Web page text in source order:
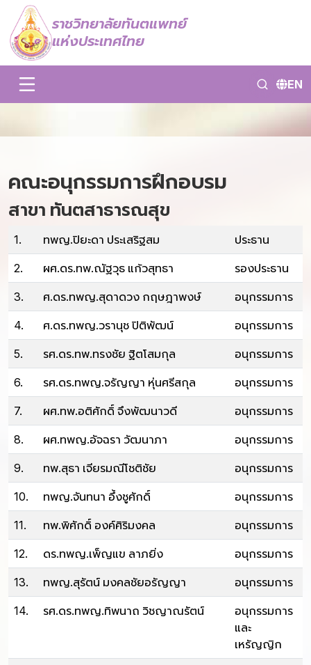
ราชวิทยาลัยทันตแพทย์
แห่งประเทศไทย
EN
คณะอนุกรรมการฝึกอบรม
สาขา ทันตสาธารณสุข
1. ทพญ.ปิยะดา ประเสริฐสม ประธาน
2. ผศ.ดร.ทพ.ณัฐวุธ แก้วสุทธา รองประธาน
3. ศ.ดร.ทพญ.สุดาดวง กฤษฎาพงษ์ อนุกรรมการ
4. ศ.ดร.ทพญ.วรานุช ปิติพัฒน์ อนุกรรมการ
5. รศ.ดร.ทพ.ทรงชัย ฐิตโสมกุล อนุกรรมการ
6. รศ.ดร.ทพญ.จรัญญา หุ่นศรีสกุล อนุกรรมการ
7. ผศ.ทพ.อติศักดิ์ จึงพัฒนาวดี อนุกรรมการ
8. ผศ.ทพญ.อัจฉรา วัฒนาภา อนุกรรมการ
9. ทพ.สุธา เจียรมณีโชติชัย อนุกรรมการ
10. ทพญ.จันทนา อึ้งชูศักดิ์ อนุกรรมการ
11. ทพ.พิศักดิ์ องค์ศิริมงคล อนุกรรมการ
12. ดร.ทพญ.เพ็ญแข ลาภยิ่ง อนุกรรมการ
13. ทพญ.สุรัตน์ มงคลชัยอรัญญา อนุกรรมการ
14. รศ.ดร.ทพญ.ทิพนาถ วิชญาณรัตน์
อนุกรรมการ
และ
เหรัญญิก